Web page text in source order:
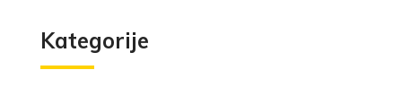
Kategorije